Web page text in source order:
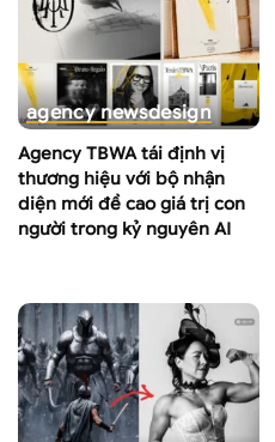
agency newsdesign
Agency TBWA tái định vị
thương hiệu với bộ nhận
diện mới đề cao giá trị con
người trong kỷ nguyên AI